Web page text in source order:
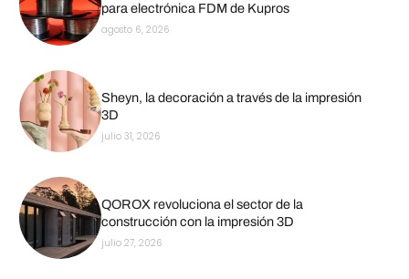
para electrónica FDM de Kupros
agosto 6, 2026
Sheyn, la decoración a través de la impresión
3D
julio 31, 2026
QOROX revoluciona el sector de la
construcción con la impresión 3D
julio 27, 2026